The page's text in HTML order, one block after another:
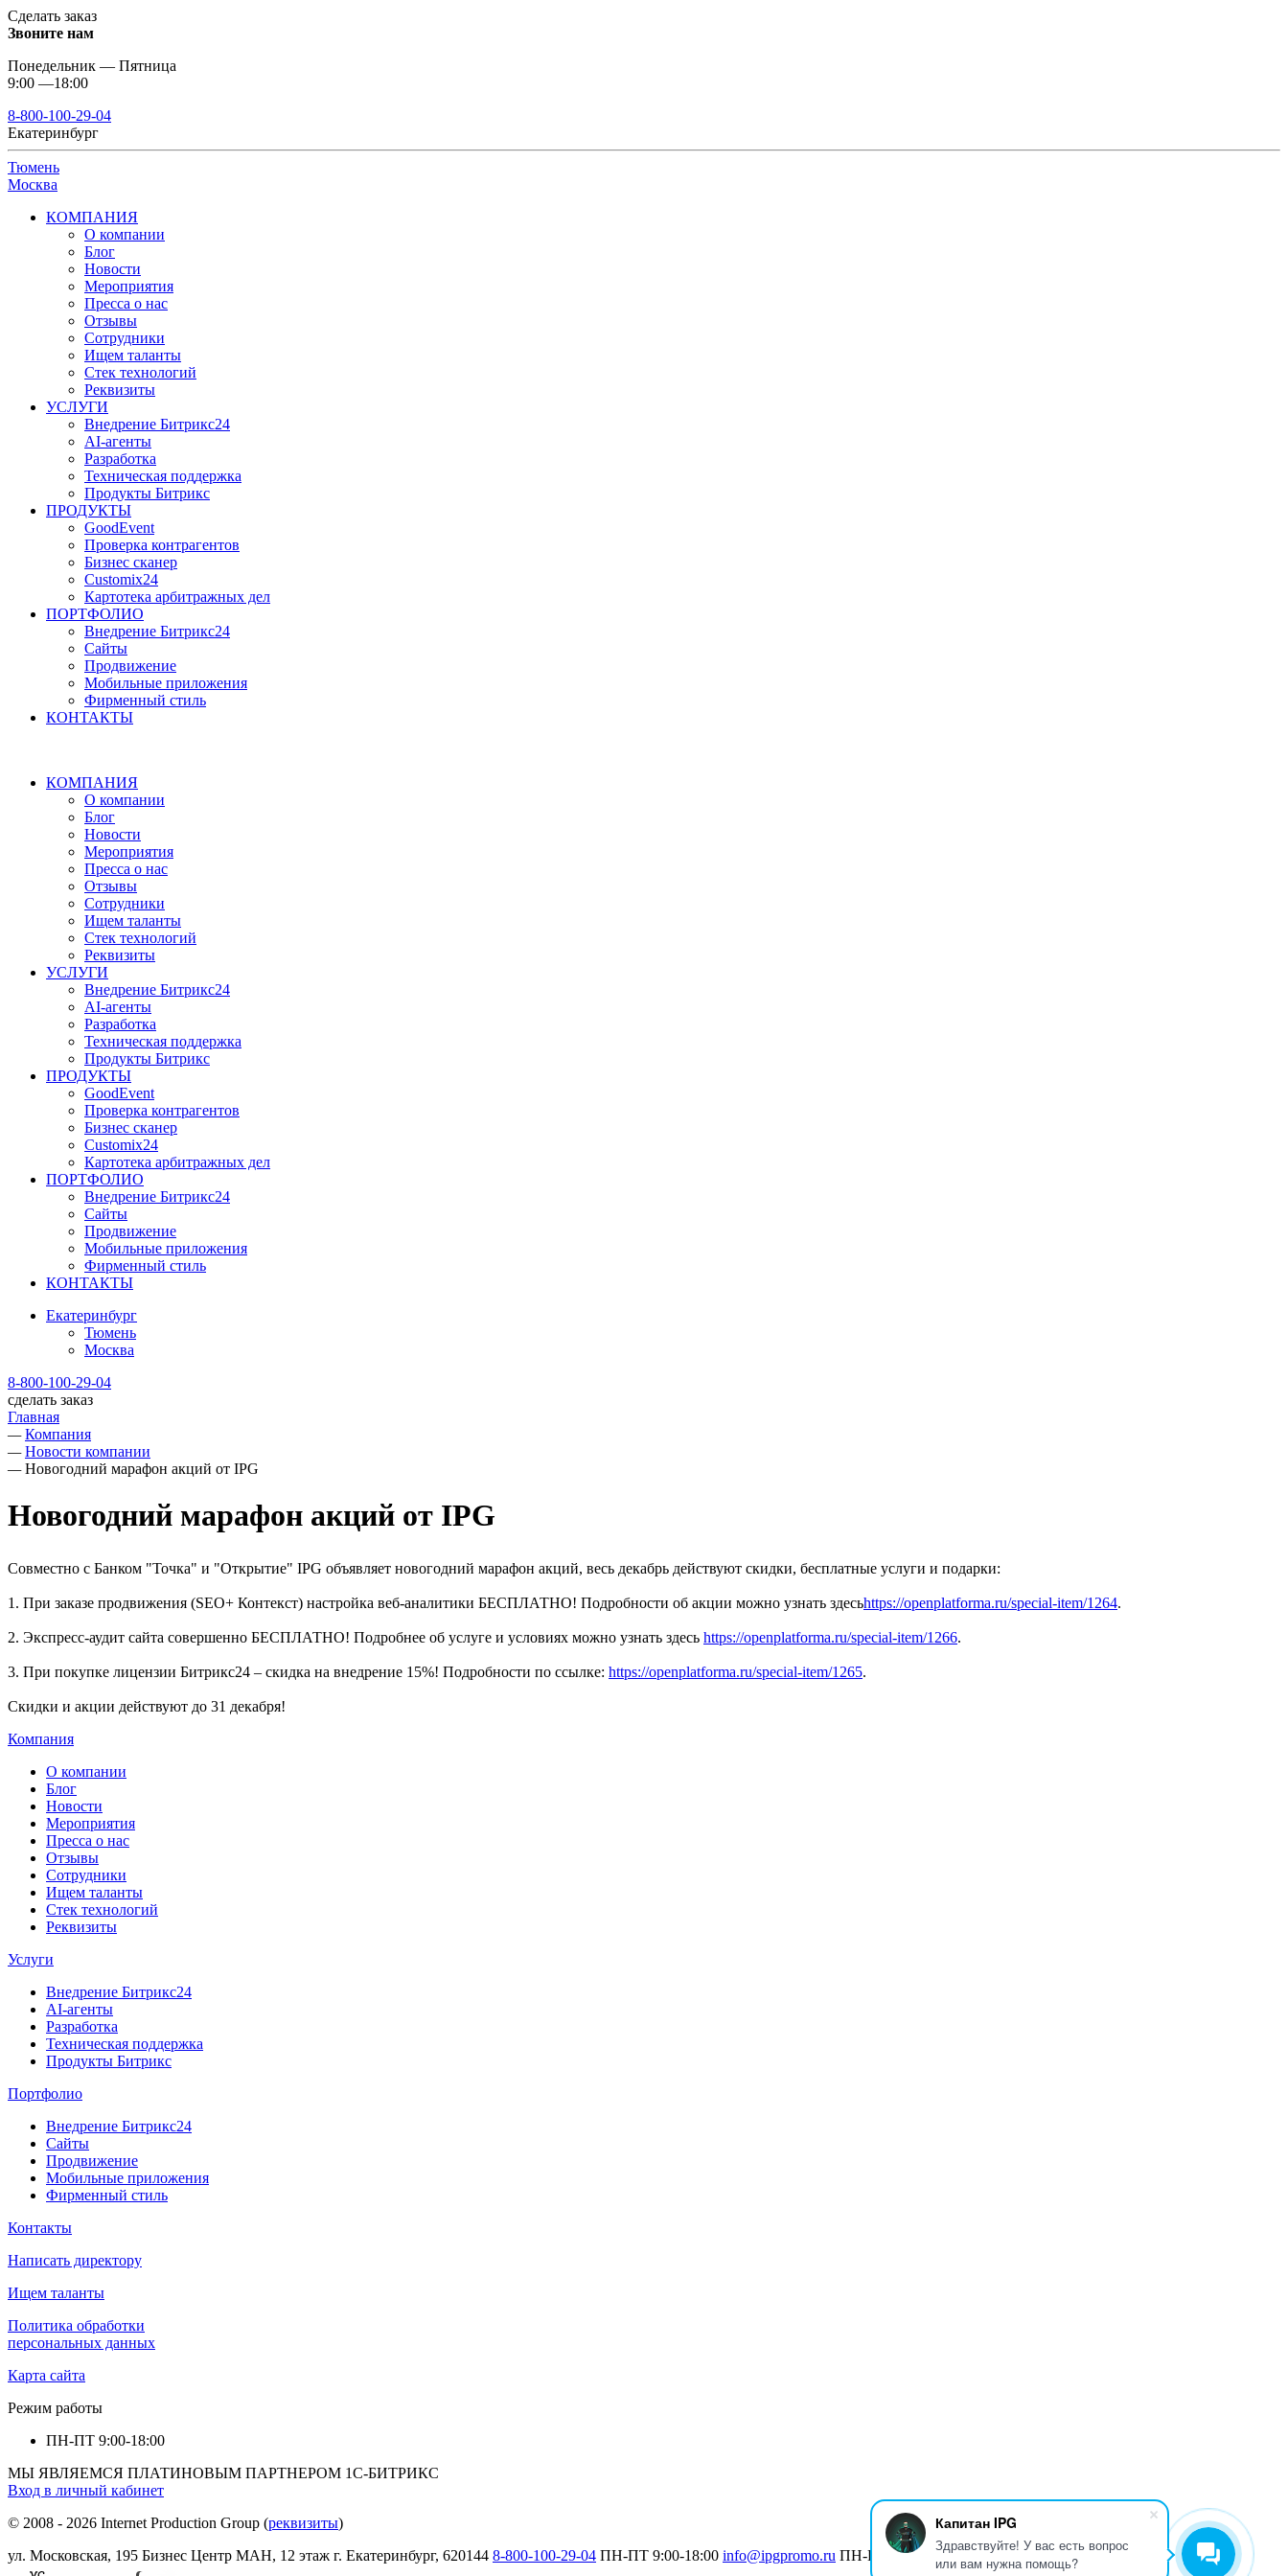
Капитан IPG
Здравствуйте! У вас есть вопрос
или вам нужна помощь?
Сделать заказ
Звоните нам
Понедельник — Пятница
9:00 —18:00
8-800-100-29-04
Екатеринбург
Тюмень
Москва
КОМПАНИЯ
О компании
Блог
Новости
Мероприятия
Пресса о нас
Отзывы
Сотрудники
Ищем таланты
Стек технологий
Реквизиты
УСЛУГИ
Внедрение Битрикс24
AI-агенты
Разработка
Техническая поддержка
Продукты Битрикс
ПРОДУКТЫ
GoodEvent
Проверка контрагентов
Бизнес сканер
Customix24
Картотека арбитражных дел
ПОРТФОЛИО
Внедрение Битрикс24
Сайты
Продвижение
Мобильные приложения
Фирменный стиль
КОНТАКТЫ
КОМПАНИЯ
О компании
Блог
Новости
Мероприятия
Пресса о нас
Отзывы
Сотрудники
Ищем таланты
Стек технологий
Реквизиты
УСЛУГИ
Внедрение Битрикс24
AI-агенты
Разработка
Техническая поддержка
Продукты Битрикс
ПРОДУКТЫ
GoodEvent
Проверка контрагентов
Бизнес сканер
Customix24
Картотека арбитражных дел
ПОРТФОЛИО
Внедрение Битрикс24
Сайты
Продвижение
Мобильные приложения
Фирменный стиль
КОНТАКТЫ
Екатеринбург
Тюмень
Москва
8-800-100-29-04
сделать заказ
Главная
— Компания
— Новости компании
— Новогодний марафон акций от IPG
Новогодний марафон акций от IPG
Совместно с Банком "Точка" и "Открытие" IPG объявляет новогодний марафон акций, весь декабрь действуют скидки, бесплатные услуги и подарки:
1. При заказе продвижения (SEO+ Контекст) настройка веб-аналитики БЕСПЛАТНО! Подробности об акции можно узнать здесьhttps://openplatforma.ru/special-item/1264.
2. Экспресс-аудит сайта совершенно БЕСПЛАТНО! Подробнее об услуге и условиях можно узнать здесь https://openplatforma.ru/special-item/1266.
3. При покупке лицензии Битрикс24 – скидка на внедрение 15%! Подробности по ссылке: https://openplatforma.ru/special-item/1265.
Скидки и акции действуют до 31 декабря!
Компания
О компании
Блог
Новости
Мероприятия
Пресса о нас
Отзывы
Сотрудники
Ищем таланты
Стек технологий
Реквизиты
Услуги
Внедрение Битрикс24
AI-агенты
Разработка
Техническая поддержка
Продукты Битрикс
Портфолио
Внедрение Битрикс24
Сайты
Продвижение
Мобильные приложения
Фирменный стиль
Контакты
Написать директору
Ищем таланты
Политика обработки
персональных данных
Карта сайта
Режим работы
ПН-ПТ 9:00-18:00
МЫ ЯВЛЯЕМСЯ ПЛАТИНОВЫМ ПАРТНЕРОМ 1С-БИТРИКС
Вход в личный кабинет
© 2008 - 2026 Internet Production Group (реквизиты)
ул. Московская, 195 Бизнеc Центр МАН, 12 этаж г. Екатеринбург, 620144 8-800-100-29-04 ПН-ПТ 9:00-18:00 info@ipgpromo.ru ПН-ПТ 9:00-18:00